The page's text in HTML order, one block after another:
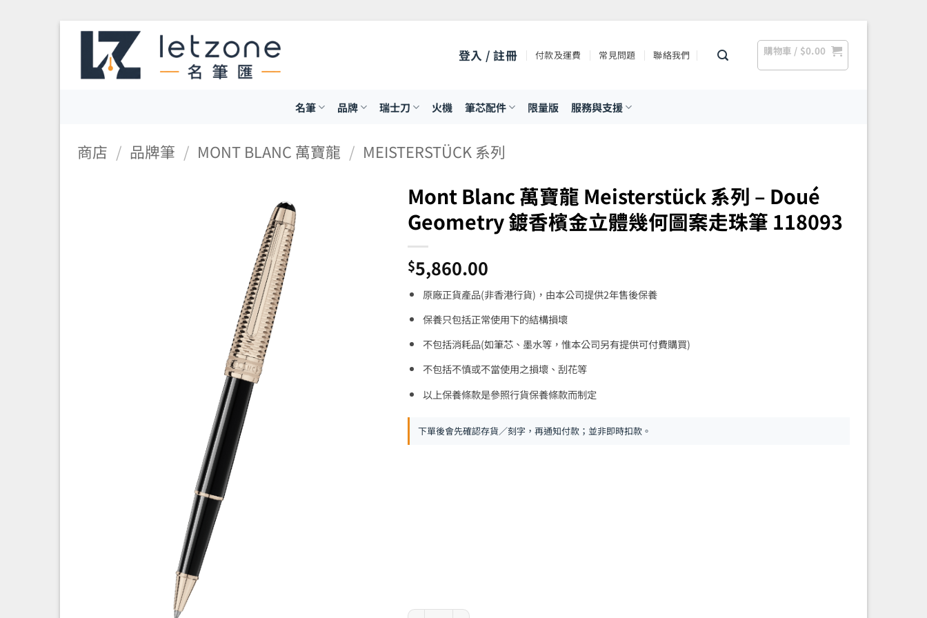
Skip
content
登入 / 註冊 付款及運費 常見問題 聯絡我們 購物車 / $0.00
名筆 品牌 瑞士刀 火機 筆芯配件 限量版 服務與支援
商店 / 品牌筆 / MONT BLANC 萬寶龍 / MEISTERSTÜCK 系列
Mont Blanc 萬寶龍 Meisterstück 系列 – Doué
Geometry 鍍香檳金立體幾何圖案走珠筆 118093
$5,860.00
原廠正貨產品(非香港行貨)，由本公司提供2年售後保養
保養只包括正常使用下的結構損壞
不包括消耗品(如筆芯、墨水等，惟本公司另有提供可付費購買)
不包括不慎或不當使用之損壞、刮花等
以上保養條款是參照行貨保養條款而制定
下單後會先確認存貨／刻字，再通知付款；並非即時扣款。